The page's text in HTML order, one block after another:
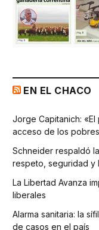
EN EL CHACO
Jorge Capitanich:
acceso de los
Schneider respaldó
respeto, seguridad y
La Libertad Avanza
liberales
Alarma sanitaria: la
de casos en el país